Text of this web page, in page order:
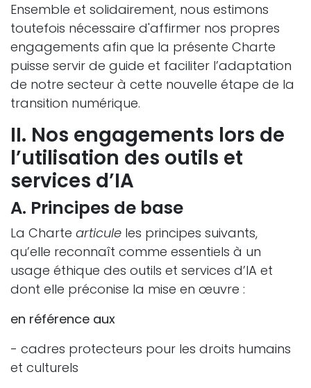
Ensemble et solidairement, nous estimons
toutefois nécessaire d'affirmer nos propres
engagements afin que la présente Charte
puisse servir de guide et faciliter l’adaptation
de notre secteur à cette nouvelle étape de la
transition numérique.
II. Nos engagements lors de
l’utilisation des outils et
services d’IA
A. Principes de base
La Charte articule les principes suivants,
qu’elle reconnaît comme essentiels à un
usage éthique des outils et services d’IA et
dont elle préconise la mise en œuvre :
en référence aux
- cadres protecteurs pour les droits humains
et culturels